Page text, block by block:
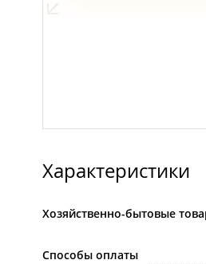
Характеристики
Хозяйственно-бытовые
Способы оплаты